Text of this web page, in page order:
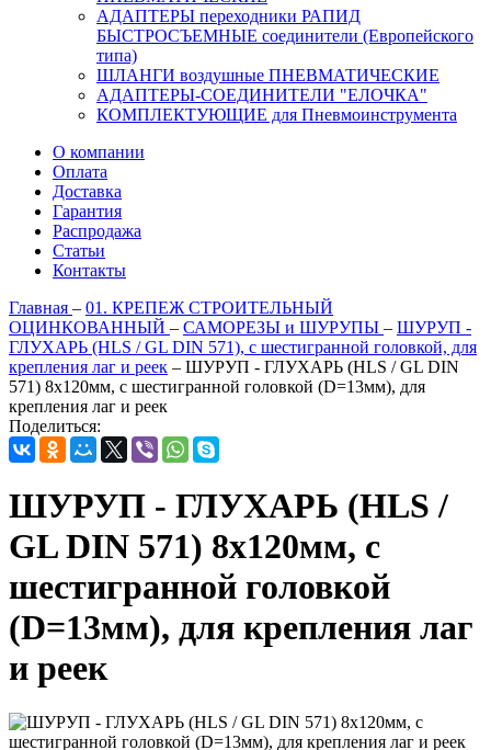
АДАПТЕРЫ переходники РАПИД
БЫСТРОСЪЕМНЫЕ соединители (Европейского
типа)
ШЛАНГИ воздушные ПНЕВМАТИЧЕСКИЕ
АДАПТЕРЫ-СОЕДИНИТЕЛИ "ЕЛОЧКА"
КОМПЛЕКТУЮЩИЕ для Пневмоинструмента
О компании
Оплата
Доставка
Гарантия
Распродажа
Статьи
Контакты
Главная – 01. КРЕПЕЖ СТРОИТЕЛЬНЫЙ
ОЦИНКОВАННЫЙ – САМОРЕЗЫ и ШУРУПЫ – ШУРУП -
ГЛУХАРЬ (HLS / GL DIN 571), с шестигранной головкой, для
крепления лаг и реек – ШУРУП - ГЛУХАРЬ (HLS / GL DIN
571) 8х120мм, с шестигранной головкой (D=13мм), для
крепления лаг и реек
Поделиться:
ШУРУП - ГЛУХАРЬ (HLS /
GL DIN 571) 8х120мм, с
шестигранной головкой
(D=13мм), для крепления лаг
и реек